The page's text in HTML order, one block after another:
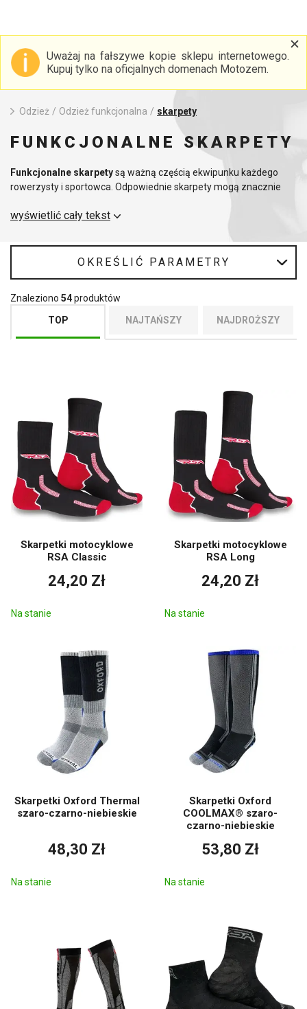
Uważaj na fałszywe kopie sklepu internetowego.
Kupuj tylko na oficjalnych domenach Motozem.
Odzież / Odzież funkcjonalna / skarpety
FUNKCJONALNE SKARPETY
Funkcjonalne skarpetysą ważną częścią ekwipunku każdego
rowerzysty i sportowca. Odpowiednie skarpety mogą znacznie
przegrzaniu lub wyziębieniu i minimalizować ryzyko powstawania
i wytrzymałe nawet przy częstym użytkowaniu.
MotoZem oferuje funkcjonalne skarpety w różnych długościach i
wersje na chłodniejsze dni. Elastyczne włókna sprawiają, że
skarpety idealnie dopasowują się do stopy i pozostają na swoim
sekcje na pięcie i palcach wydłużają żywotność i zwiększają
skarpet funkcjonalnych z wysokiej jakości
bielizną funkcjonalną
które razem utrzymują ciało w suchości i komforcie w każdych
warunkach pogodowych.
Czy skarpety funkcjonalne nadają się tylko do jazdy na
motocyklu?
Nie, można ich również używać do uprawiania sportu, turystyki
pieszej i innych aktywności na świeżym powietrzu.
Z jakich materiałów wykonane są skarpety?
elastanem.
Czy skarpety są oddychające?
Tak, funkcjonalne materiały odprowadzają wilgoć i zapewniają
zmiękczania tkanin, aby zachować ich właściwości.
wyświetlić cały tekst
OKREŚLIĆ PARAMETRY
Znaleziono 54produktów
TOP
NAJTAŃSZY NAJDROŻSZY
Skarpetki motocyklowe
RSA Classic
24,20 Zł
Na stanie
Skarpetki motocyklowe
RSA Long
24,20 Zł
Na stanie
Skarpetki Oxford Thermal
szaro-czarno-niebieskie
48,30 Zł
Na stanie
Skarpetki Oxford
COOLMAX® szaro-
czarno-niebieskie
53,80 Zł
Na stanie